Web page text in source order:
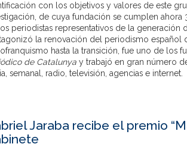
con los objetivos y valores de este
de cuya fundación se cumplen ahora
periodistas representativos de la generación
la renovación del periodismo español
hasta la transición, fue uno de los
de Catalunyay trabajó en gran número
semanal, radio, televisión, agencias e internet.
Jaraba recibe el premio